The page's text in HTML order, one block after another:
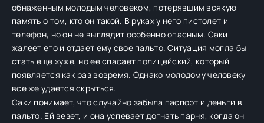
обнаженным молодым человеком, потерявшим всякую
память о том, кто он такой. В руках у него пистолет и
телефон, но он не выглядит особенно опасным. Саки
жалеет его и отдает ему свое пальто. Ситуация могла бы
стать еще хуже, но ее спасает полицейский, который
появляется как раз вовремя. Однако молодому человеку
все же удается скрыться.
Саки понимает, что случайно забыла паспорт и деньги в
пальто. Ей везет, и она успевает догнать парня, когда он